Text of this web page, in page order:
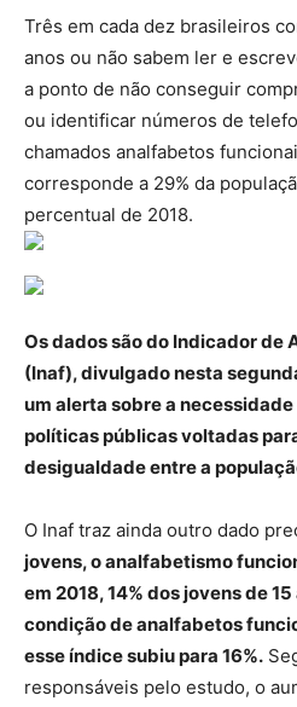
Três em cada dez brasileiros
anos ou não sabem ler e
a ponto de não conseguir
ou identificar números de
chamados analfabetos
corresponde a 29% da
percentual de 2018.
Os dados são do Indicador de
(Inaf), divulgado nesta
um alerta sobre a
políticas públicas voltadas
desigualdade entre a
O Inaf traz ainda outro dado
jovens, o analfabetismo
em 2018, 14% dos jovens de
condição de analfabetos
esse índice subiu para 16%.
responsáveis pelo estudo, o